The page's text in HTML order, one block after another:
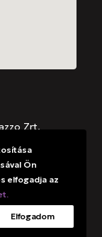
Zrt.
Ön
elfogadja az
Elfogadom